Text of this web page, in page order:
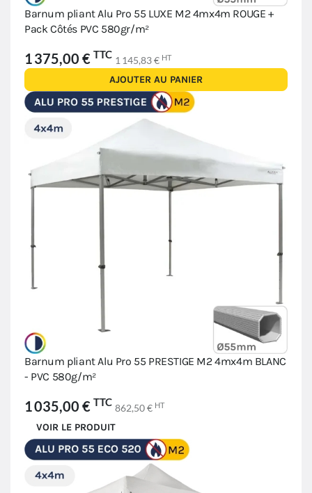
Barnum pliant Alu Pro 55 LUXE M2 4mx4m ROUGE +
Pack Côtés PVC 580gr/m²
1 375,00 € TTC 1 145,83 € HT
AJOUTER AU PANIER
Barnum pliant Alu Pro 55 PRESTIGE M2 4mx4m BLANC
- PVC 580g/m²
1 035,00 € TTC 862,50 € HT
VOIR LE PRODUIT